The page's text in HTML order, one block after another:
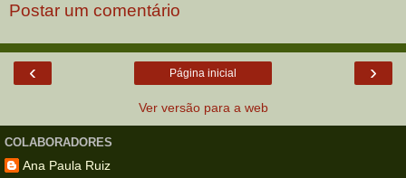
Postar um comentário
‹ ›
Página inicial
Ver versão para a web
COLABORADORES
Ana Paula Ruiz